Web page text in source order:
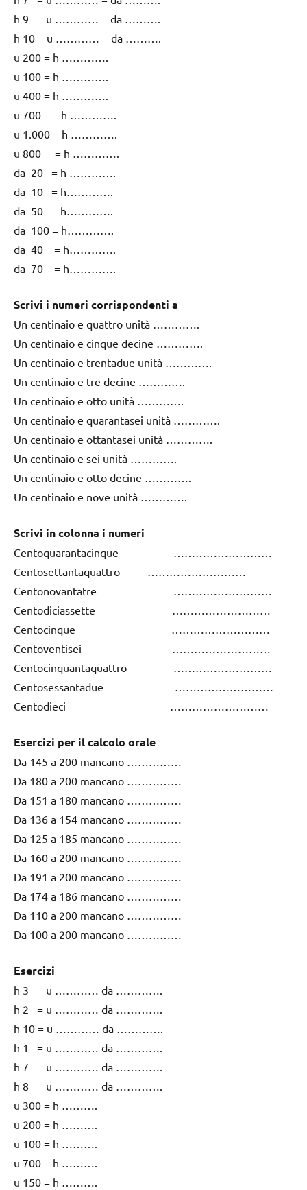
h 9 = u ………… = da ……….
h 10 = u ………… = da ……….
u 200 = h ………….
u 100 = h ………….
u 400 = h ………….
u 700 = h ………….
u 1.000 = h ………….
u 800 = h ………….
da 20 = h ………….
da 10 = h………….
da 50 = h………….
da 100 = h………….
da 40 = h………….
da 70 = h………….
Scrivi i numeri corrispondenti a
Un centinaio e quattro unità ………….
Un centinaio e cinque decine ………….
Un centinaio e trentadue unità ………….
Un centinaio e tre decine ………….
Un centinaio e otto unità ………….
Un centinaio e quarantasei unità ………….
Un centinaio e ottantasei unità ………….
Un centinaio e sei unità ………….
Un centinaio e otto decine ………….
Un centinaio e nove unità ………….
Scrivi in colonna i numeri
Centoquarantacinque ………………………
Centosettantaquattro ………………………
Centonovantatre ………………………
Centodiciassette ………………………
Centocinque ………………………
Centoventisei ………………………
Centocinquantaquattro ………………………
Centosessantadue ………………………
Centodieci ………………………
Esercizi per il calcolo orale
Da 145 a 200 mancano ……………
Da 180 a 200 mancano ……………
Da 151 a 180 mancano ……………
Da 136 a 154 mancano ……………
Da 125 a 185 mancano ……………
Da 160 a 200 mancano ……………
Da 191 a 200 mancano ……………
Da 174 a 186 mancano ……………
Da 110 a 200 mancano ……………
Da 100 a 200 mancano ……………
Esercizi
h 3 = u ………… da ………….
h 2 = u ………… da ………….
h 10 = u ………… da ………….
h 1 = u ………… da ………….
h 7 = u ………… da ………….
h 8 = u ………… da ………….
u 300 = h ……….
u 200 = h ……….
u 100 = h ……….
u 700 = h ……….
u 150 = h ……….